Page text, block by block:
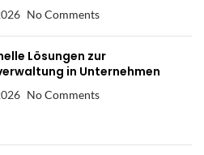
No Comments
Lösungen zur
in Unternehmen
No Comments